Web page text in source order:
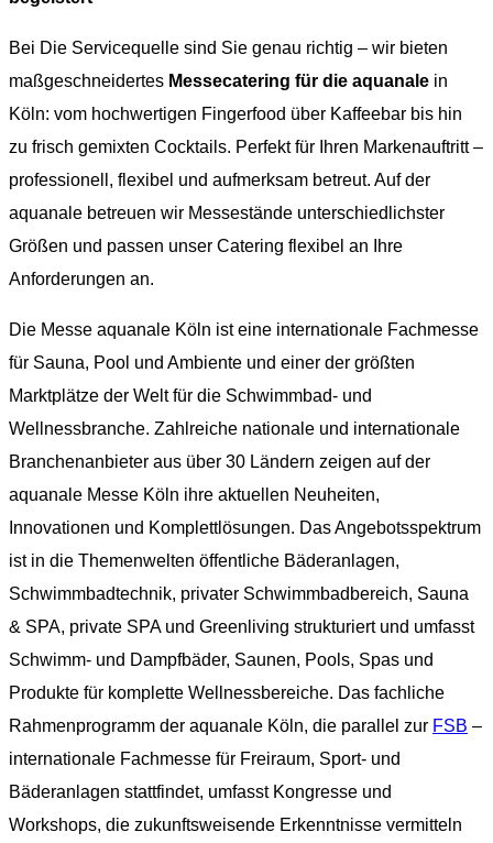
Bei Die Servicequelle sind Sie genau richtig – wir bieten
maßgeschneidertes Messecatering für die aquanale in
Köln: vom hochwertigen Fingerfood über Kaffeebar bis hin
zu frisch gemixten Cocktails. Perfekt für Ihren Markenauftritt –
professionell, flexibel und aufmerksam betreut. Auf der
aquanale betreuen wir Messestände unterschiedlichster
Größen und passen unser Catering flexibel an Ihre
Anforderungen an.
Die Messe aquanale Köln ist eine internationale Fachmesse
für Sauna, Pool und Ambiente und einer der größten
Marktplätze der Welt für die Schwimmbad- und
Wellnessbranche. Zahlreiche nationale und internationale
Branchenanbieter aus über 30 Ländern zeigen auf der
aquanale Messe Köln ihre aktuellen Neuheiten,
Innovationen und Komplettlösungen. Das Angebotsspektrum
ist in die Themenwelten öffentliche Bäderanlagen,
Schwimmbadtechnik, privater Schwimmbadbereich, Sauna
& SPA, private SPA und Greenliving strukturiert und umfasst
Schwimm- und Dampfbäder, Saunen, Pools, Spas und
Produkte für komplette Wellnessbereiche. Das fachliche
Rahmenprogramm der aquanale Köln, die parallel zur FSB –
internationale Fachmesse für Freiraum, Sport- und
Bäderanlagen stattfindet, umfasst Kongresse und
Workshops, die zukunftsweisende Erkenntnisse vermitteln